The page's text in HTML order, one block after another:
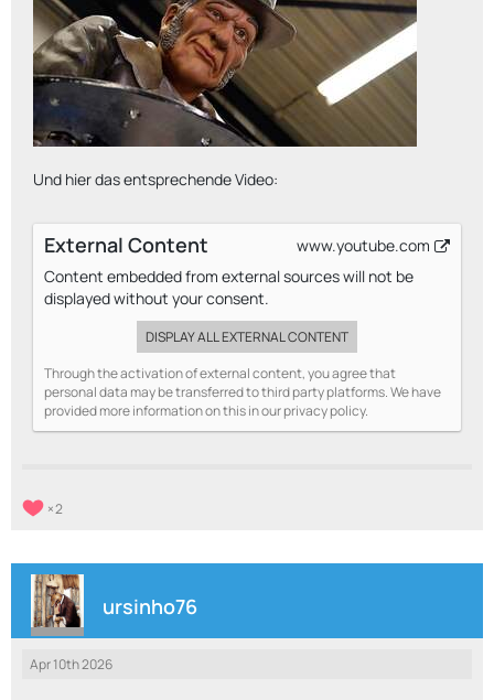
Und hier das entsprechende Video:
External Content
www.youtube.com
Content embedded from external sources will not be
displayed without your consent.
DISPLAY ALL EXTERNAL CONTENT
Through the activation of external content, you agree that
personal data may be transferred to third party platforms. We have
provided more information on this in our privacy policy.
2
ursinho76
Apr 10th 2026